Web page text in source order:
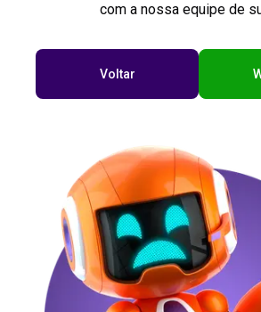
com a nossa equipe de
Voltar